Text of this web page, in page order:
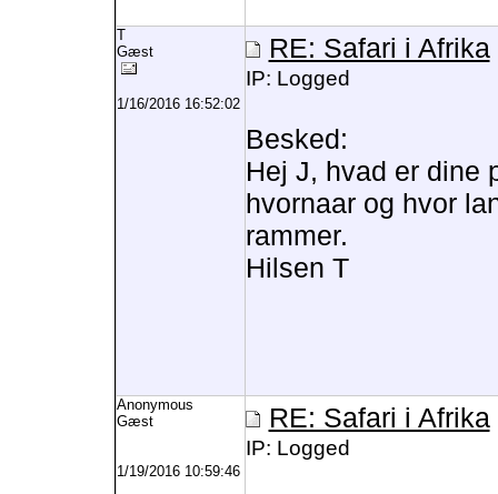
T
Gæst
1/16/2016 16:52:02
RE: Safari i Afrika
IP: Logged
Besked:
Hej J, hvad er dine
hvornaar og hvor
rammer.
Hilsen T
Anonymous
Gæst
1/19/2016 10:59:46
RE: Safari i Afrika
IP: Logged